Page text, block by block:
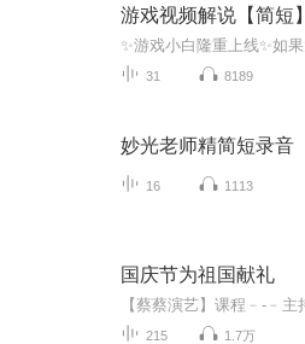
游戏视频解说【简短】
31 8189
妙光老师精简短录音
16 1113
国庆节为祖国献礼
215 1.7万